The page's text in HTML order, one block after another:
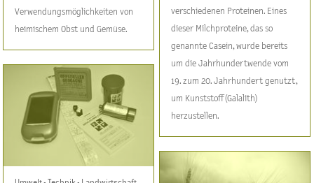
Verwendungsmöglichkeiten von
heimischem Obst und Gemüse.
verschiedenen Proteinen. Eines
dieser Milchproteine, das so
genannte Casein, wurde bereits
um die Jahrhundertwende vom
19. zum 20. Jahrhundert genutzt,
um Kunststoff (Galalith)
herzustellen.